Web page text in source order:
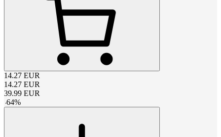
14.27 EUR
14.27 EUR
39.99 EUR
-64%